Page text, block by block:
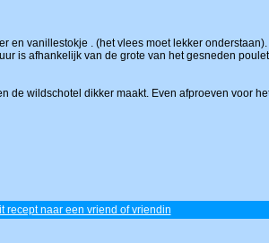
en vanillestokje . (het vlees moet lekker onderstaan).
is afhankelijk van de grote van het gesneden
wildschotel dikker maakt. Even afproeven voor
recept naar een vriend of vriendin